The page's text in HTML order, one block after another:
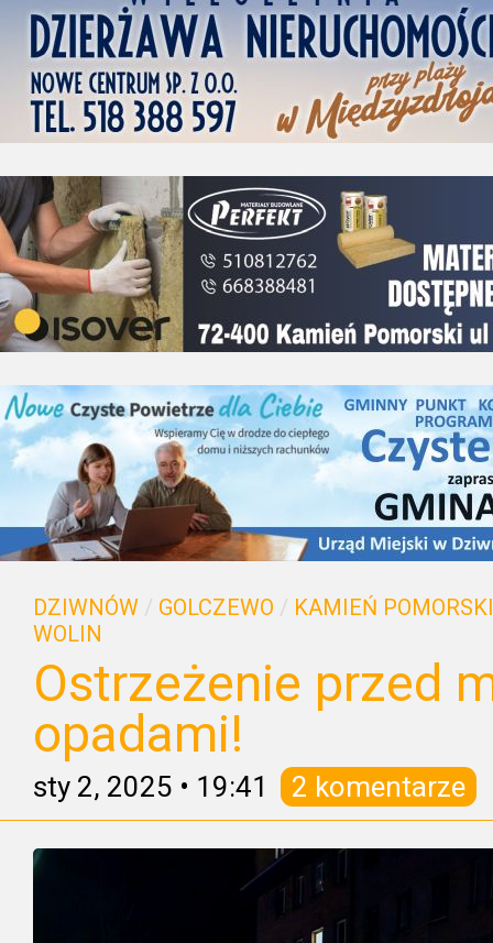
DZIWNÓW / GOLCZEWO / KAMIEŃ POMORSKI
WOLIN
Ostrzeżenie przed
opadami!
sty 2, 2025 • 19:41 2 komentarze